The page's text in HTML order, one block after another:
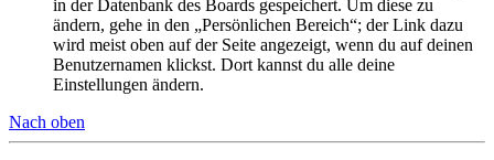
in der Datenbank des Boards gespeichert. Um diese zu
ändern, gehe in den „Persönlichen Bereich“; der Link dazu
wird meist oben auf der Seite angezeigt, wenn du auf deinen
Benutzernamen klickst. Dort kannst du alle deine
Einstellungen ändern.
Nach oben